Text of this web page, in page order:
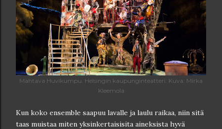
Mahtava Huvikumpu. Helsingin kaupunginteatteri. Kuva: Mirka
Kleemola
Kun koko ensemble saapuu lavalle ja laulu raikaa, niin sitä
taas muistaa miten yksinkertaisisita aineksista hyvä